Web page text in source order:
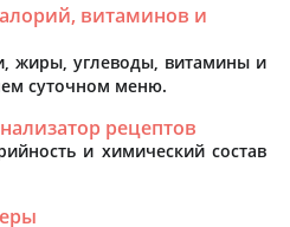
витаминов и
жиры, углеводы, витамины и
суточном меню.
рецептов
и химический состав